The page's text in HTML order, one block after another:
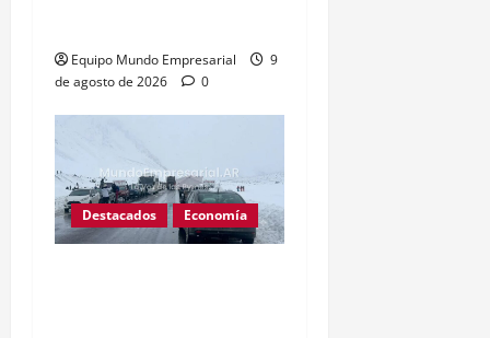
Equipo Mundo Empresarial
9
de agosto de 2026
0
Destacados Economía